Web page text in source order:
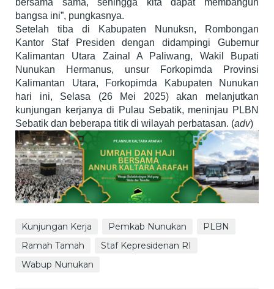
bangsa ini”, pungkasnya.
Setelah tiba di Kabupaten Nunuksn, Rombongan
Kantor Staf Presiden dengan didampingi Gubernur
Kalimantan Utara Zainal A Paliwang, Wakil Bupati
Nunukan Hermanus, unsur Forkopimda Provinsi
Kalimantan Utara, Forkopimda Kabupaten Nunukan
hari ini, Selasa (26 Mei 2025) akan melanjutkan
kunjungan kerjanya di Pulau Sebatik, meninjau PLBN
Sebatik dan beberapa titik di wilayah perbatasan. (adv)
Kunjungan Kerja Pemkab Nunukan
PLBN
Ramah Tamah
Staf Kepresidenan RI
Wabup Nunukan